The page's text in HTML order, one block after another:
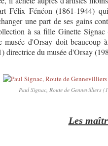
Félix Fénéon (1861-1944)
une part de ses gains
à sa fille Ginette
musée d'Orsay doit
directrice du musée d'Orsay
Paul Signac, Route de Gennevilliers
Les